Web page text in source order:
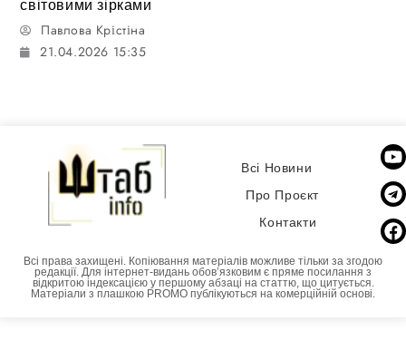
світовими зірками
Павлова Крістіна
21.04.2026 15:35
Всі Новини
Про Проєкт
Контакти
Всі права захищені. Копіювання матеріалів можливе тільки за згодою
редакції. Для інтернет-видань обовʼязковим є пряме посилання з
відкритою індексацією у першому абзаці на статтю, що цитується.
Матеріали з плашкою PROMO публікуються на комерційній основі.